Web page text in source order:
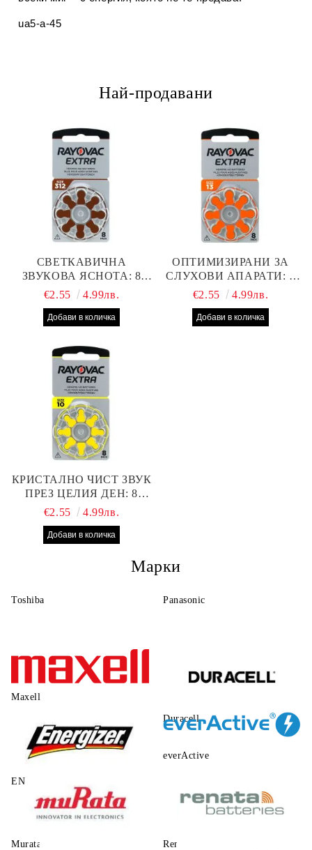
ua5-a-45
Най-продавани
СВЕТКАВИЧНА
ЗВУКОВА ЯСНОТА: 8
БРОЯ RAYOVAC EXTRA
СЛУХОВ АПАРАТ С
€2.55 4.99лв.
ОПТИМИЗИРАНИ ЗА
СЛУХОВИ АПАРАТИ: 8
БРОЯ RAYOVAC EXTRA
ПРОИЗВОДИТЕЛНОСТ
€2.55 4.99лв.
КРИСТАЛНО ЧИСТ ЗВУК
ПРЕЗ ЦЕЛИЯ ДЕН: 8
БРОЯ RAYOVAC EXTRA
АПАРАТ
€2.55 4.99лв.
Марки
Toshiba Panasonic
Maxell
Duracell
ENERGIZER
everActive
Murata Renata